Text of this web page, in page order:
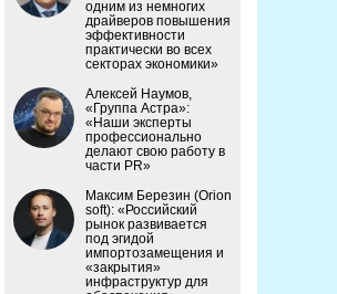
одним из немногих
драйверов повышения
эффективности
практически во всех
секторах экономики»
Алексей Наумов,
«Группа Астра»:
«Наши эксперты
профессионально
делают свою работу в
части PR»
Максим Березин (Orion
soft): «Российский
рынок развивается
под эгидой
импортозамещения и
«закрытия»
инфраструктур для